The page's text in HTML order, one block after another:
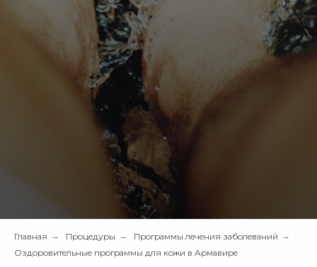
Главная → Процедуры → Программы лечения заболеваний →
Оздоровительные программы для кожи в Армавире